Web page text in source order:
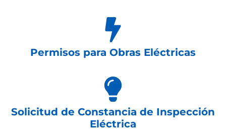
Permisos para Obras Eléctricas
Solicitud de Constancia de Inspección
Eléctrica